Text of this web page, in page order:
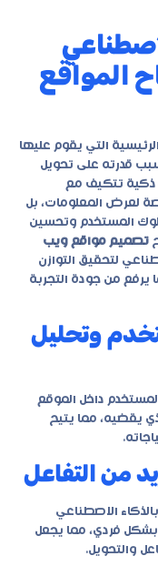
المواقع
التي يقوم عليها
قدرته على تحويل
ذكية تتكيف مع
لعرض المعلومات، بل
المستخدم وتحسين
تصميم مواقع ويب
لتحقيق التوازن
يرفع من جودة التجربة
وتحليل
داخل الموقع
يقضيه، مما يتيح
من التفاعل
الاصطناعي
فردي، مما يجعل
والتحويل.